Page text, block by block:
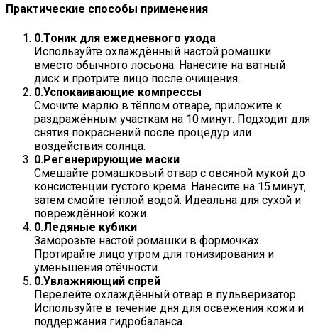
Практические способы применения
Тоник для ежедневного ухода
Используйте охлаждённый настой ромашки
вместо обычного лосьона. Нанесите на ватный
диск и протрите лицо после очищения.
Успокаивающие компрессы
Смочите марлю в тёплом отваре, приложите к
раздражённым участкам на 10 минут. Подходит для
снятия покраснений после процедур или
воздействия солнца.
Регенерирующие маски
Смешайте ромашковый отвар с овсяной мукой до
консистенции густого крема. Нанесите на 15 минут,
затем смойте тёплой водой. Идеальна для сухой и
повреждённой кожи.
Ледяные кубики
Заморозьте настой ромашки в формочках.
Протирайте лицо утром для тонизирования и
уменьшения отёчности.
Увлажняющий спрей
Перелейте охлаждённый отвар в пульверизатор.
Используйте в течение дня для освежения кожи и
поддержания гидробаланса.